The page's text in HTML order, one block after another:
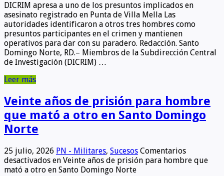
DICRIM apresa a uno de los presuntos implicados en
asesinato registrado en Punta de Villa Mella Las
autoridades identificaron a otros tres hombres como
presuntos participantes en el crimen y mantienen
operativos para dar con su paradero. Redacción. Santo
Domingo Norte, RD.– Miembros de la Subdirección Central
de Investigación (DICRIM) …
Leer más
Veinte años de prisión para hombre
que mató a otro en Santo Domingo
Norte
25 julio, 2026 PN - Militares, Sucesos Comentarios
desactivados en Veinte años de prisión para hombre que
mató a otro en Santo Domingo Norte